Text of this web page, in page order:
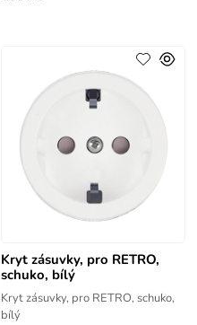
Kryt zásuvky, pro RETRO,
schuko, bílý
Kryt zásuvky, pro RETRO, schuko,
bílý